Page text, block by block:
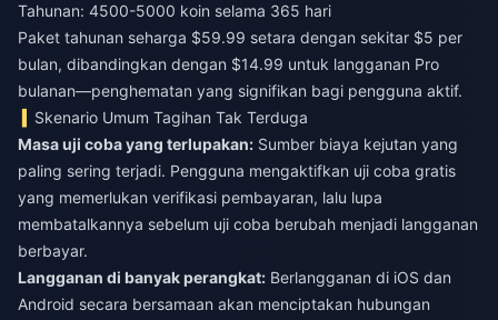
Tahunan: 4500-5000 koin selama 365 hari
Paket tahunan seharga $59.99 setara dengan sekitar $5 per
bulan, dibandingkan dengan $14.99 untuk langganan Pro
bulanan—penghematan yang signifikan bagi pengguna aktif.
Skenario Umum Tagihan Tak Terduga
Masa uji coba yang terlupakan: Sumber biaya kejutan yang
paling sering terjadi. Pengguna mengaktifkan uji coba gratis
yang memerlukan verifikasi pembayaran, lalu lupa
membatalkannya sebelum uji coba berubah menjadi langganan
berbayar.
Langganan di banyak perangkat: Berlangganan di iOS dan
Android secara bersamaan akan menciptakan hubungan